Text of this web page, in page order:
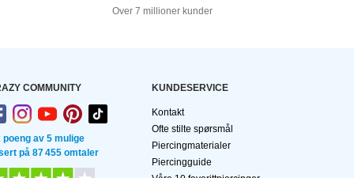
Over 7 millioner kunder
COMMUNITY
poeng av 5 mulige
på 87 455 omtaler
KUNDESERVICE
Kontakt
Ofte stilte spørsmål
Piercingmaterialer
Piercingguide